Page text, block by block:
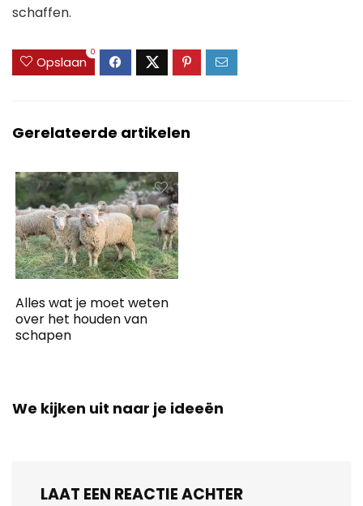
schaffen.
Opslaan
0
Gerelateerde artikelen
Alles wat je moet weten
over het houden van
schapen
We kijken uit naar je ideeën
LAAT EEN REACTIE ACHTER